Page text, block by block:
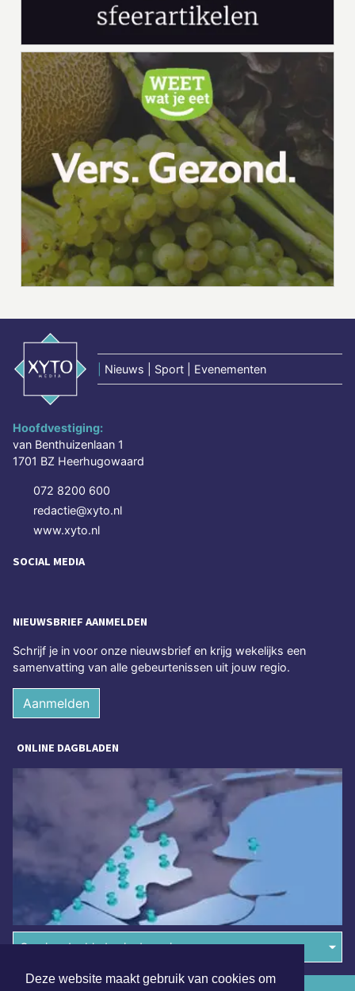
Deze website maakt gebruik van cookies om
Nieuws | Sport | Evenementen
Hoofdvestiging:
van Benthuizenlaan 1
1701 BZ Heerhugowaard
072 8200 600
redactie@xyto.nl
www.xyto.nl
SOCIAL MEDIA
NIEUWSBRIEF AANMELDEN
Schrijf je in voor onze nieuwsbrief en krijg wekelijks een
samenvatting van alle gebeurtenissen uit jouw regio.
Aanmelden
ONLINE DAGBLADEN
Overige dagbladen in de regio